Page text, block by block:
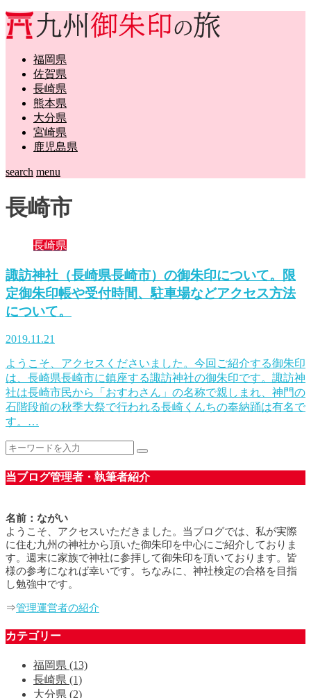
福岡県
佐賀県
長崎県
熊本県
大分県
宮崎県
鹿児島県
search menu
長崎市
長崎県
諏訪神社（長崎県長崎市）の御朱印について。限
定御朱印帳や受付時間、駐車場などアクセス方法
について。
2019.11.21
ようこそ、アクセスくださいました。今回ご紹介する御朱印
は、長崎県長崎市に鎮座する諏訪神社の御朱印です。諏訪神
社は長崎市民から「おすわさん」の名称で親しまれ、神門の
石階段前の秋季大祭で行われる長崎くんちの奉納踊は有名で
す。…
当ブログ管理者・執筆者紹介
名前：ながい
ようこそ、アクセスいただきました。当ブログでは、私が実際
に住む九州の神社から頂いた御朱印を中心にご紹介しておりま
す。週末に家族で神社に参拝して御朱印を頂いております。皆
様の参考になれば幸いです。ちなみに、神社検定の合格を目指
し勉強中です。
⇒管理運営者の紹介
カテゴリー
福岡県 (13)
長崎県 (1)
大分県 (2)